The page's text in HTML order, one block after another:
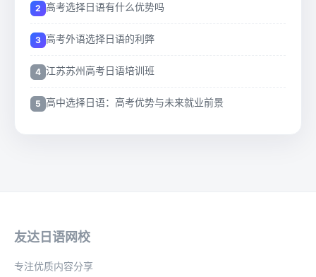
高考选择日语有什么优势吗
高考外语选择日语的利弊
江苏苏州高考日语培训班
高中选择日语：高考优势与未来就业前景
友达日语网校
专注优质内容分享